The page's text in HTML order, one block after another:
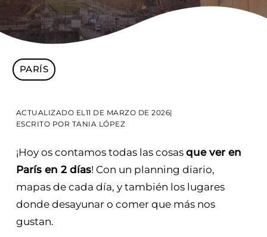
PARÍS
ACTUALIZADO EL 11 DE MARZO DE 2026|
ESCRITO POR TANIA LÓPEZ
¡Hoy os contamos todas las cosas que ver en
París en 2 días! Con un planning diario,
mapas de cada día, y también los lugares
donde desayunar o comer que más nos
gustan.